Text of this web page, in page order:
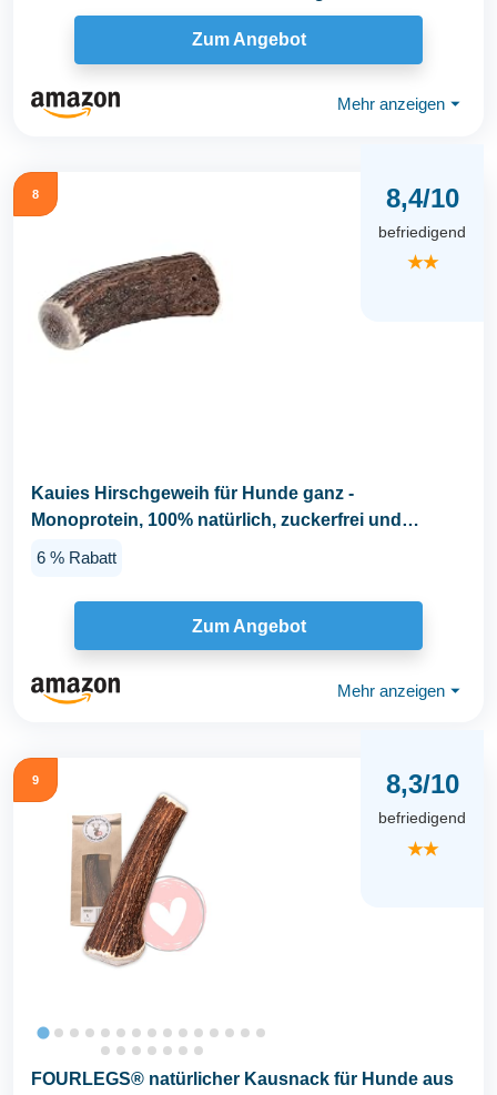
Welpen und...
Zum Angebot
Mehr anzeigen ⏷
8 8,4/10
befriedigend
★★
Kauies Hirschgeweih für Hunde ganz -
Monoprotein, 100% natürlich, zuckerfrei und
6 % Rabatt
Zum Angebot
Mehr anzeigen ⏷
9 8,3/10
befriedigend
★★
FOURLEGS® natürlicher Kausnack für Hunde aus